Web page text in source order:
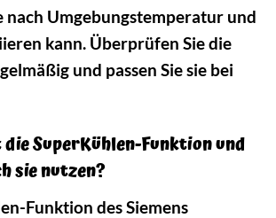
nach Umgebungstemperatur und
kann. Überprüfen Sie die
und passen Sie sie bei
SuperKühlen-Funktion und
sie nutzen?
Funktion des Siemens